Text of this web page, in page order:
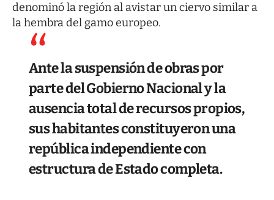
denominó la región al avistar un ciervo similar a
la hembra del gamo europeo.
Ante la suspensión de obras por
parte del Gobierno Nacional y la
ausencia total de recursos propios,
sus habitantes constituyeron una
república independiente con
estructura de Estado completa.